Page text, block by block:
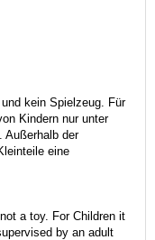
kein Spielzeug. Für
Kindern nur unter
Außerhalb der
eine
a toy. For Children it
by an adult